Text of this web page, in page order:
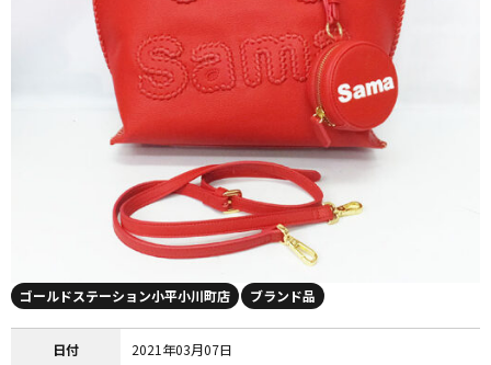
ゴールドステーション小平小川町店 ブランド品
日付 2021年03月07日